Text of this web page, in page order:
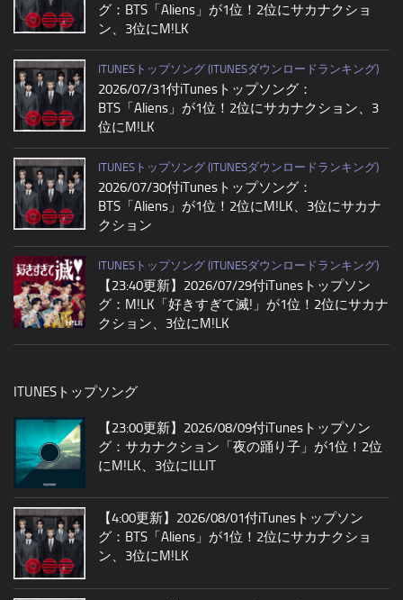
グ：BTS「Aliens」が1位！2位にサカナクショ
ン、3位にM!LK
ITUNESトップソング (ITUNESダウンロードランキング)
2026/07/31付iTunesトップソング：
BTS「Aliens」が1位！2位にサカナクション、3
位にM!LK
ITUNESトップソング (ITUNESダウンロードランキング)
2026/07/30付iTunesトップソング：
BTS「Aliens」が1位！2位にM!LK、3位にサカナ
クション
ITUNESトップソング (ITUNESダウンロードランキング)
【23:40更新】2026/07/29付iTunesトップソン
グ：M!LK「好きすぎて滅!」が1位！2位にサカナ
クション、3位にM!LK
ITUNESトップソング
【23:00更新】2026/08/09付iTunesトップソン
グ：サカナクション「夜の踊り子」が1位！2位
にM!LK、3位にILLIT
【4:00更新】2026/08/01付iTunesトップソン
グ：BTS「Aliens」が1位！2位にサカナクショ
ン、3位にM!LK